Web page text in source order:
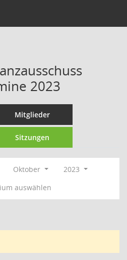
2023
Mitglieder
Sitzungen
Oktober
2023
auswählen